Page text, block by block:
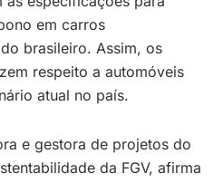
em carros
brasileiro. Assim, os
respeito a automóveis
atual no país.
e gestora de projetos do
da FGV, afirma